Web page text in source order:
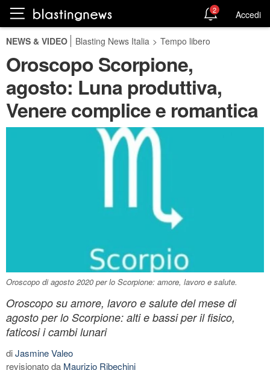
2 Accedi
NEWS & VIDEO Blasting News Italia > Tempo libero
Oroscopo Scorpione,
agosto: Luna produttiva,
Venere complice e romantica
Oroscopo di agosto 2020 per lo Scorpione: amore, lavoro e salute.
Oroscopo su amore, lavoro e salute del mese di
agosto per lo Scorpione: alti e bassi per il fisico,
faticosi i cambi lunari
diJasmine Valeo
revisionato da Maurizio Ribechini